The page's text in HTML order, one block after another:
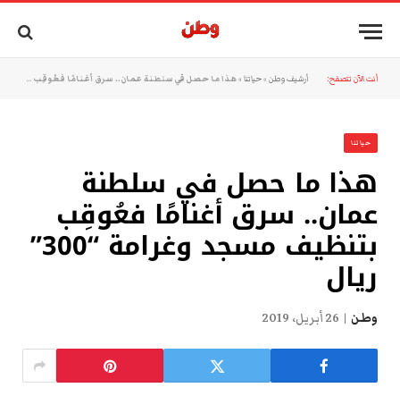
أنت الآن تتصفح: أرشيف وطن »حياتنا »هذا ما حصل في سلطنة عمان.. سرق أغنامًا فعُوقِب بتنظيف مسجد وغرامة “300” ريال
حياتنا
هذا ما حصل في سلطنة
عمان.. سرق أغنامًا فعُوقِب
بتنظيف مسجد وغرامة “300”
ريال
وطن 26 أبريل، 2019